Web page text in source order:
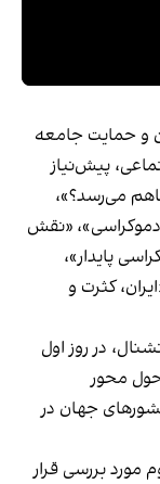
و حمایت جامعه
پیش‌نیاز
می‌رسد؟»،
«نقش
پایدار»،
کثرت و
در روز اول
محور
جهان در
مورد بررسی قرار